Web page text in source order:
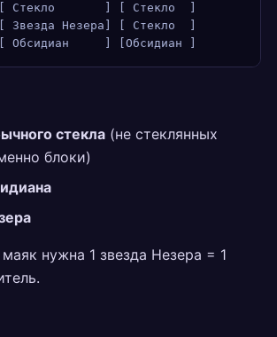
Стекло       ] [ Стекло  ]
Звезда Незера] [ Стекло  ]
[ Обсидиан     ] [Обсидиан ]
стекла (не стеклянных
блоки)
нужна 1 звезда Незера = 1